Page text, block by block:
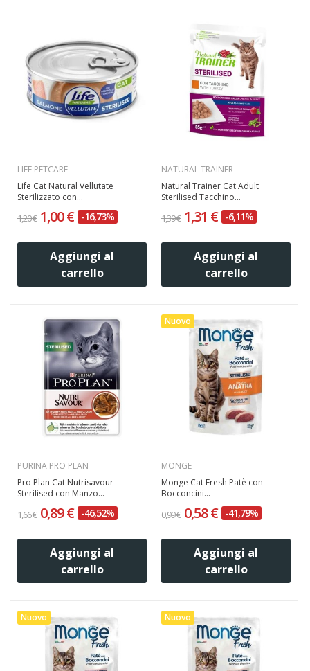
LIFE PETCARE
Life Cat Natural Vellutate
Sterilizzato con...
1,20 € 1,00 € -16,73%
Aggiungi al
carrello
NATURAL TRAINER
Natural Trainer Cat Adult
Sterilised Tacchino...
1,39 € 1,31 € -6,11%
Aggiungi al
carrello
PURINA PRO PLAN
Pro Plan Cat Nutrisavour
Sterilised con Manzo...
1,66 € 0,89 € -46,52%
Aggiungi al
carrello
Nuovo
MONGE
Monge Cat Fresh Patè con
Bocconcini...
0,99 € 0,58 € -41,79%
Aggiungi al
carrello
Nuovo Nuovo